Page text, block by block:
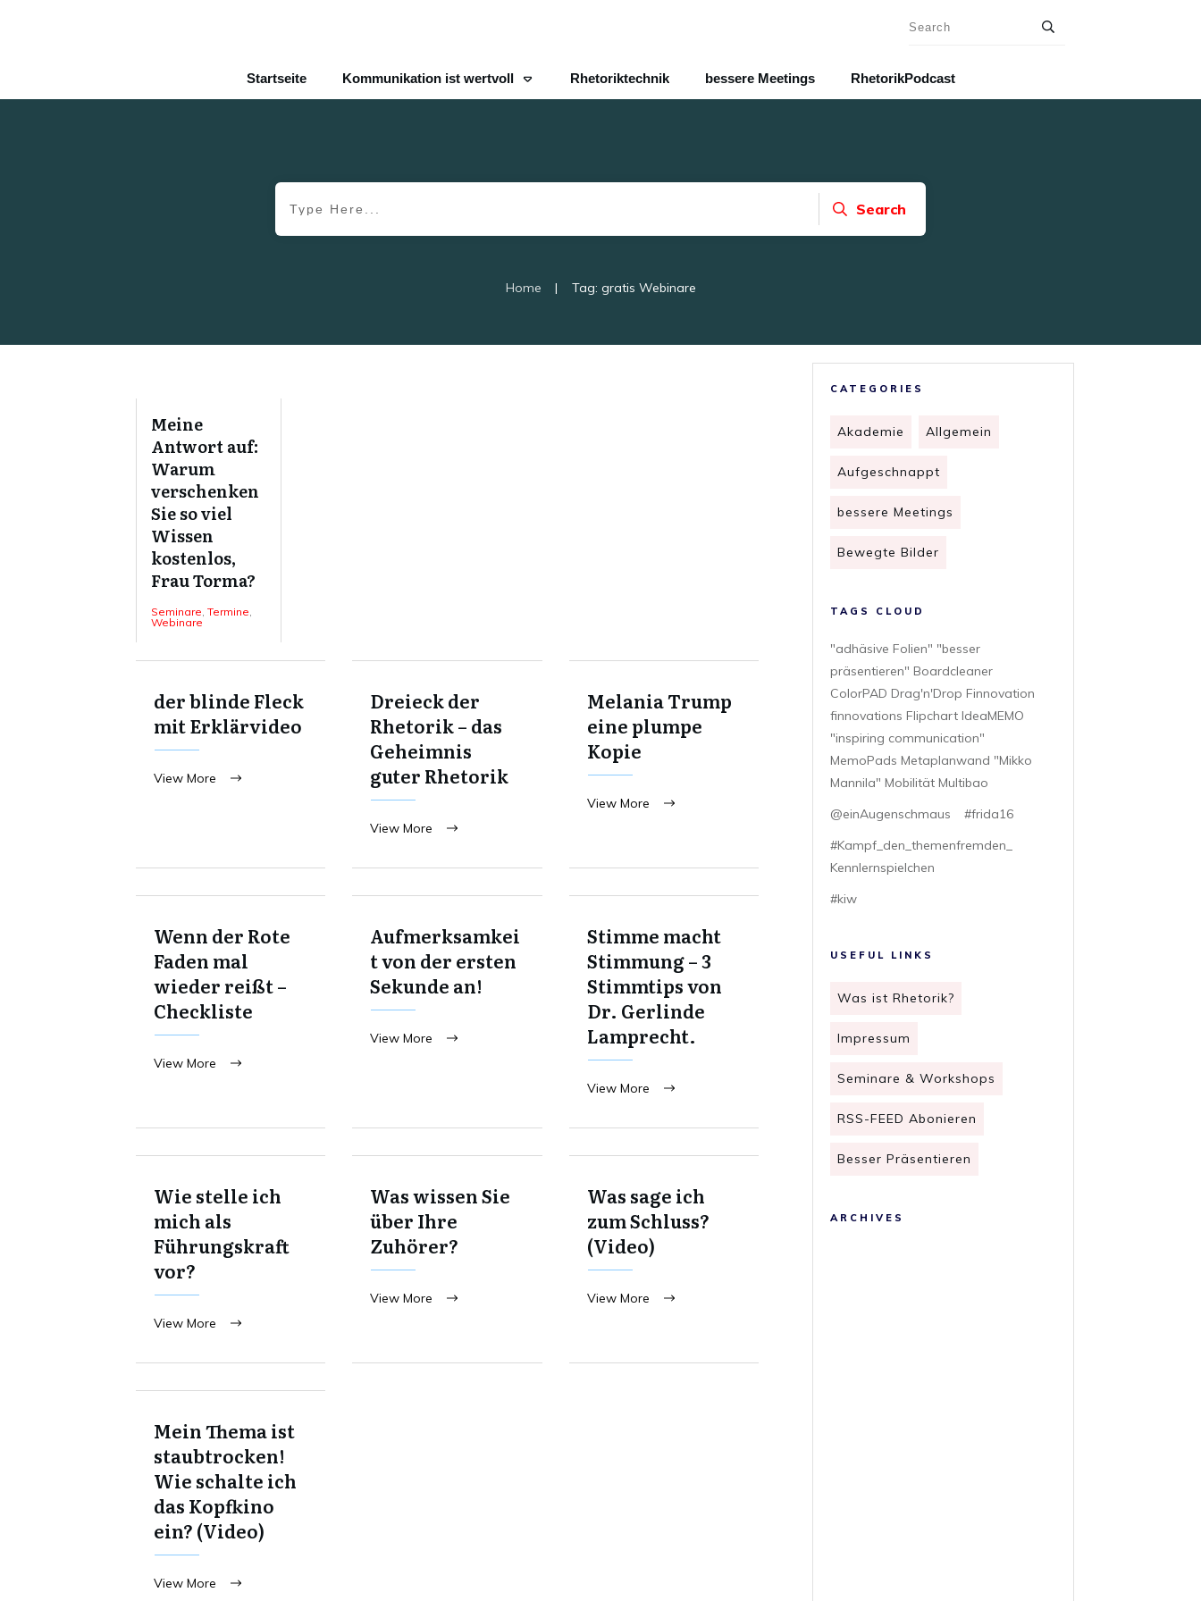
Startseite Kommunikation ist wertvoll Rhetoriktechnik bessere Meetings RhetorikPodcast
Search
Home | Tag: gratis Webinare
Meine
Antwort auf:
Warum
verschenken
Sie so viel
Wissen
kostenlos,
Frau Torma?
Seminare, Termine,
Webinare
der blinde Fleck
mit Erklärvideo
View More
Dreieck der
Rhetorik – das
Geheimnis
guter Rhetorik
View More
Melania Trump
eine plumpe
Kopie
View More
Wenn der Rote
Faden mal
wieder reißt –
Checkliste
View More
Aufmerksamkei
t von der ersten
Sekunde an!
View More
Stimme macht
Stimmung – 3
Stimmtips von
Dr. Gerlinde
Lamprecht.
View More
Wie stelle ich
mich als
Führungskraft
vor?
View More
Was wissen Sie
über Ihre
Zuhörer?
View More
Was sage ich
zum Schluss?
(Video)
View More
Mein Thema ist
staubtrocken!
Wie schalte ich
das Kopfkino
ein? (Video)
View More
CATEGORIES
Akademie Allgemein
Aufgeschnappt
bessere Meetings
Bewegte Bilder
TAGS CLOUD
"adhäsive Folien" "besser
präsentieren" Boardcleaner
ColorPAD Drag'n'Drop Finnovation
finnovations Flipchart IdeaMEMO
"inspiring communication"
MemoPads Metaplanwand "Mikko
Mannila" Mobilität Multibao
@einAugenschmaus
#frida16
#Kampf_den_themenfremden_
Kennlernspielchen
#kiw
USEFUL LINKS
Was ist Rhetorik?
Impressum
Seminare & Workshops
RSS-FEED Abonieren
Besser Präsentieren
ARCHIVES